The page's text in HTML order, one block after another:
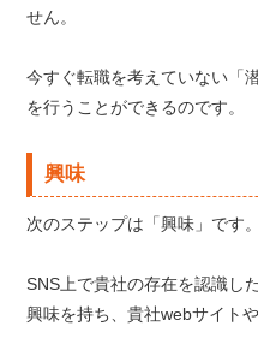
せん。
今すぐ転職を考えていない「
を行うことができるのです。
興味
次のステップは「興味」です。
SNS上で貴社の存在を認識し
興味を持ち、貴社webサイト